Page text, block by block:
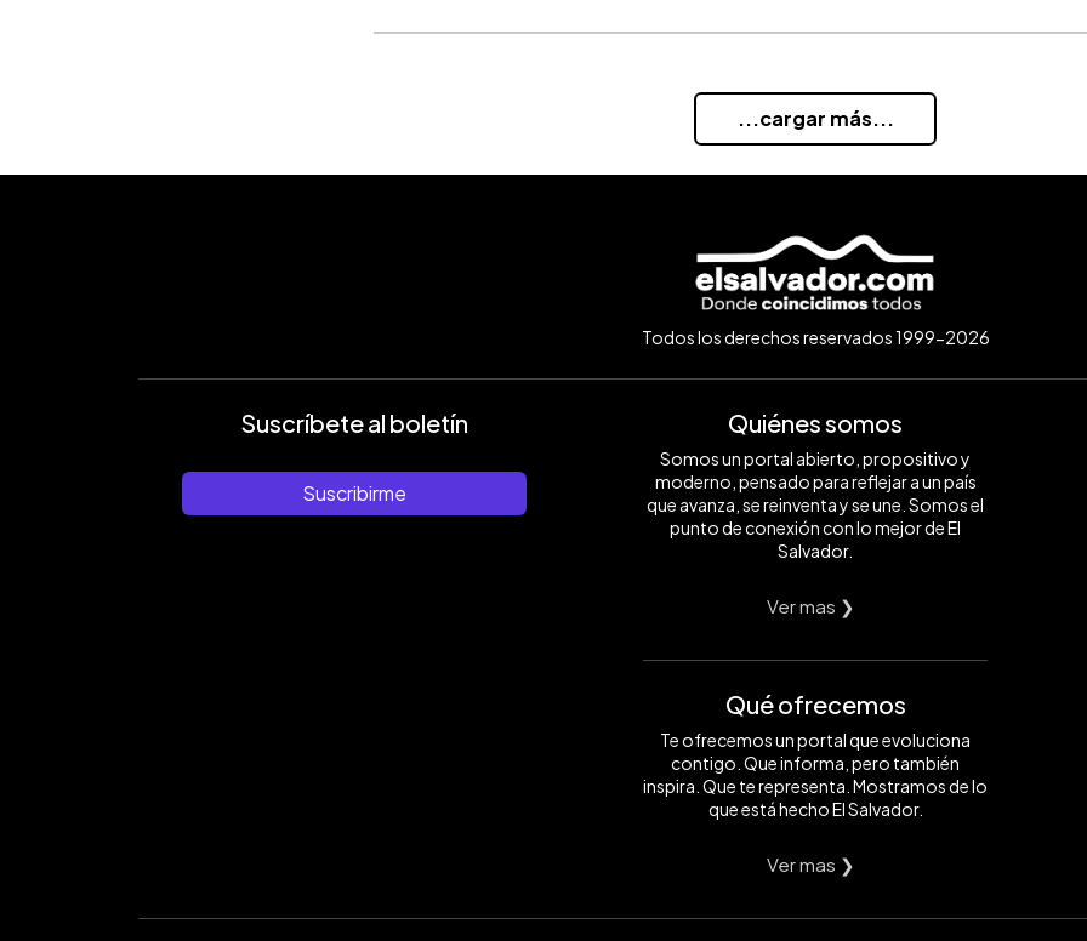
...cargar más...
Todos los derechos reservados 1999-2026
Suscríbete al boletín
Suscribirme
Quiénes somos
Somos un portal abierto, propositivo y
moderno, pensado para reflejar a un país
que avanza, se reinventa y se une. Somos el
punto de conexión con lo mejor de El
Salvador.
Ver mas ❯
Qué ofrecemos
Te ofrecemos un portal que evoluciona
contigo. Que informa, pero también
inspira. Que te representa. Mostramos de lo
que está hecho El Salvador.
Ver mas ❯